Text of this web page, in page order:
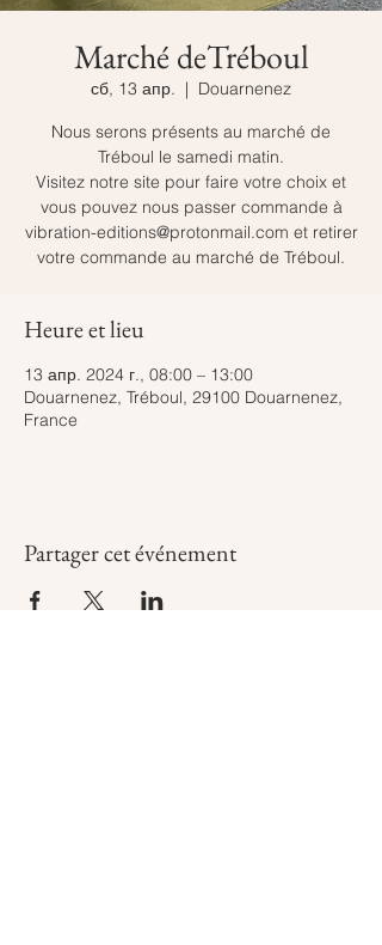
Marché deTréboul
сб, 13 апр.
  |
Douarnenez
Nous serons présents au marché de
Tréboul le samedi matin.
Visitez notre site pour faire votre choix et
vous pouvez nous passer commande à
vibration-editions@protonmail.com et retirer
votre commande au marché de Tréboul.
Heure et lieu
13 апр. 2024 г., 08:00 – 13:00
Douarnenez, Tréboul, 29100 Douarnenez,
France
Partager cet événement